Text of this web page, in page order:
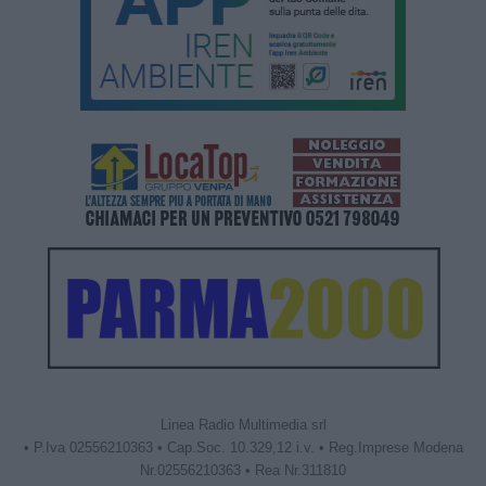
Linea Radio Multimedia srl
• P.Iva 02556210363 • Cap.Soc. 10.329,12 i.v. • Reg.Imprese Modena
Nr.02556210363 • Rea Nr.311810